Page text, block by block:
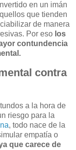
en un imán
que tienden
de manera
Por eso los
contundencia
contra
a la hora de
riesgo para la
, todo nace de la
empatía o
que carece de